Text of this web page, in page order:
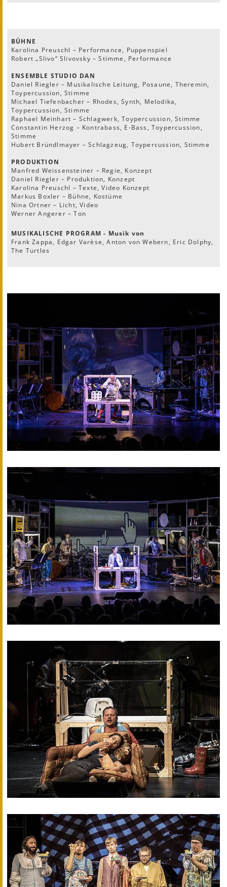
BÜHNE
Karolina Preuschl – Performance, Puppenspiel
Robert „Slivo“ Slivovsky – Stimme, Performance
ENSEMBLE STUDIO DAN
Daniel Riegler – Musikalische Leitung, Posaune, Theremin,
Toypercussion, Stimme
Michael Tiefenbacher – Rhodes, Synth, Melodika,
Toypercussion, Stimme
Raphael Meinhart – Schlagwerk, Toypercussion, Stimme
Constantin Herzog – Kontrabass, E-Bass, Toypercussion,
Stimme
Hubert Bründlmayer – Schlagzeug, Toypercussion, Stimme
PRODUKTION
Manfred Weissensteiner – Regie, Konzept
Daniel Riegler – Produktion, Konzept
Karolina Preuschl – Texte, Video Konzept
Markus Boxler – Bühne, Kostüme
Nina Ortner – Licht, Video
Werner Angerer – Ton
MUSIKALISCHE PROGRAM - Musik von
Frank Zappa, Edgar Varèse, Anton von Webern, Eric Dolphy,
The Turtles